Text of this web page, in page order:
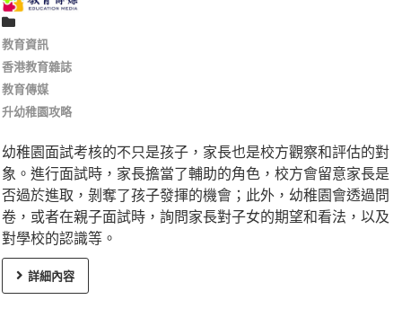
教育資訊
香港教育雜誌
教育傳媒
升幼稚園攻略
幼稚園面試考核的不只是孩子，家長也是校方觀察和評估的對
象。進行面試時，家長擔當了輔助的角色，校方會留意家長是
否過於進取，剝奪了孩子發揮的機會；此外，幼稚園會透過問
卷，或者在親子面試時，詢問家長對子女的期望和看法，以及
對學校的認識等。
詳細內容